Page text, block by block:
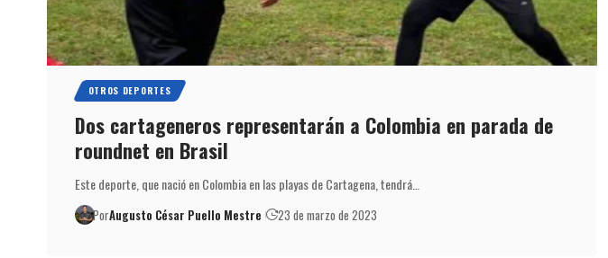
OTROS DEPORTES
Dos cartageneros representarán a Colombia en parada de
roundnet en Brasil
Este deporte, que nació en Colombia en las playas de Cartagena, tendrá…
PorAugusto César Puello Mestre 23 de marzo de 2023